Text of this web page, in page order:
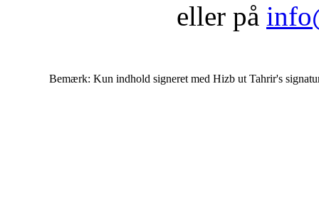
eller på
Bemærk: Kun indhold signeret med Hizb ut Tahrir's